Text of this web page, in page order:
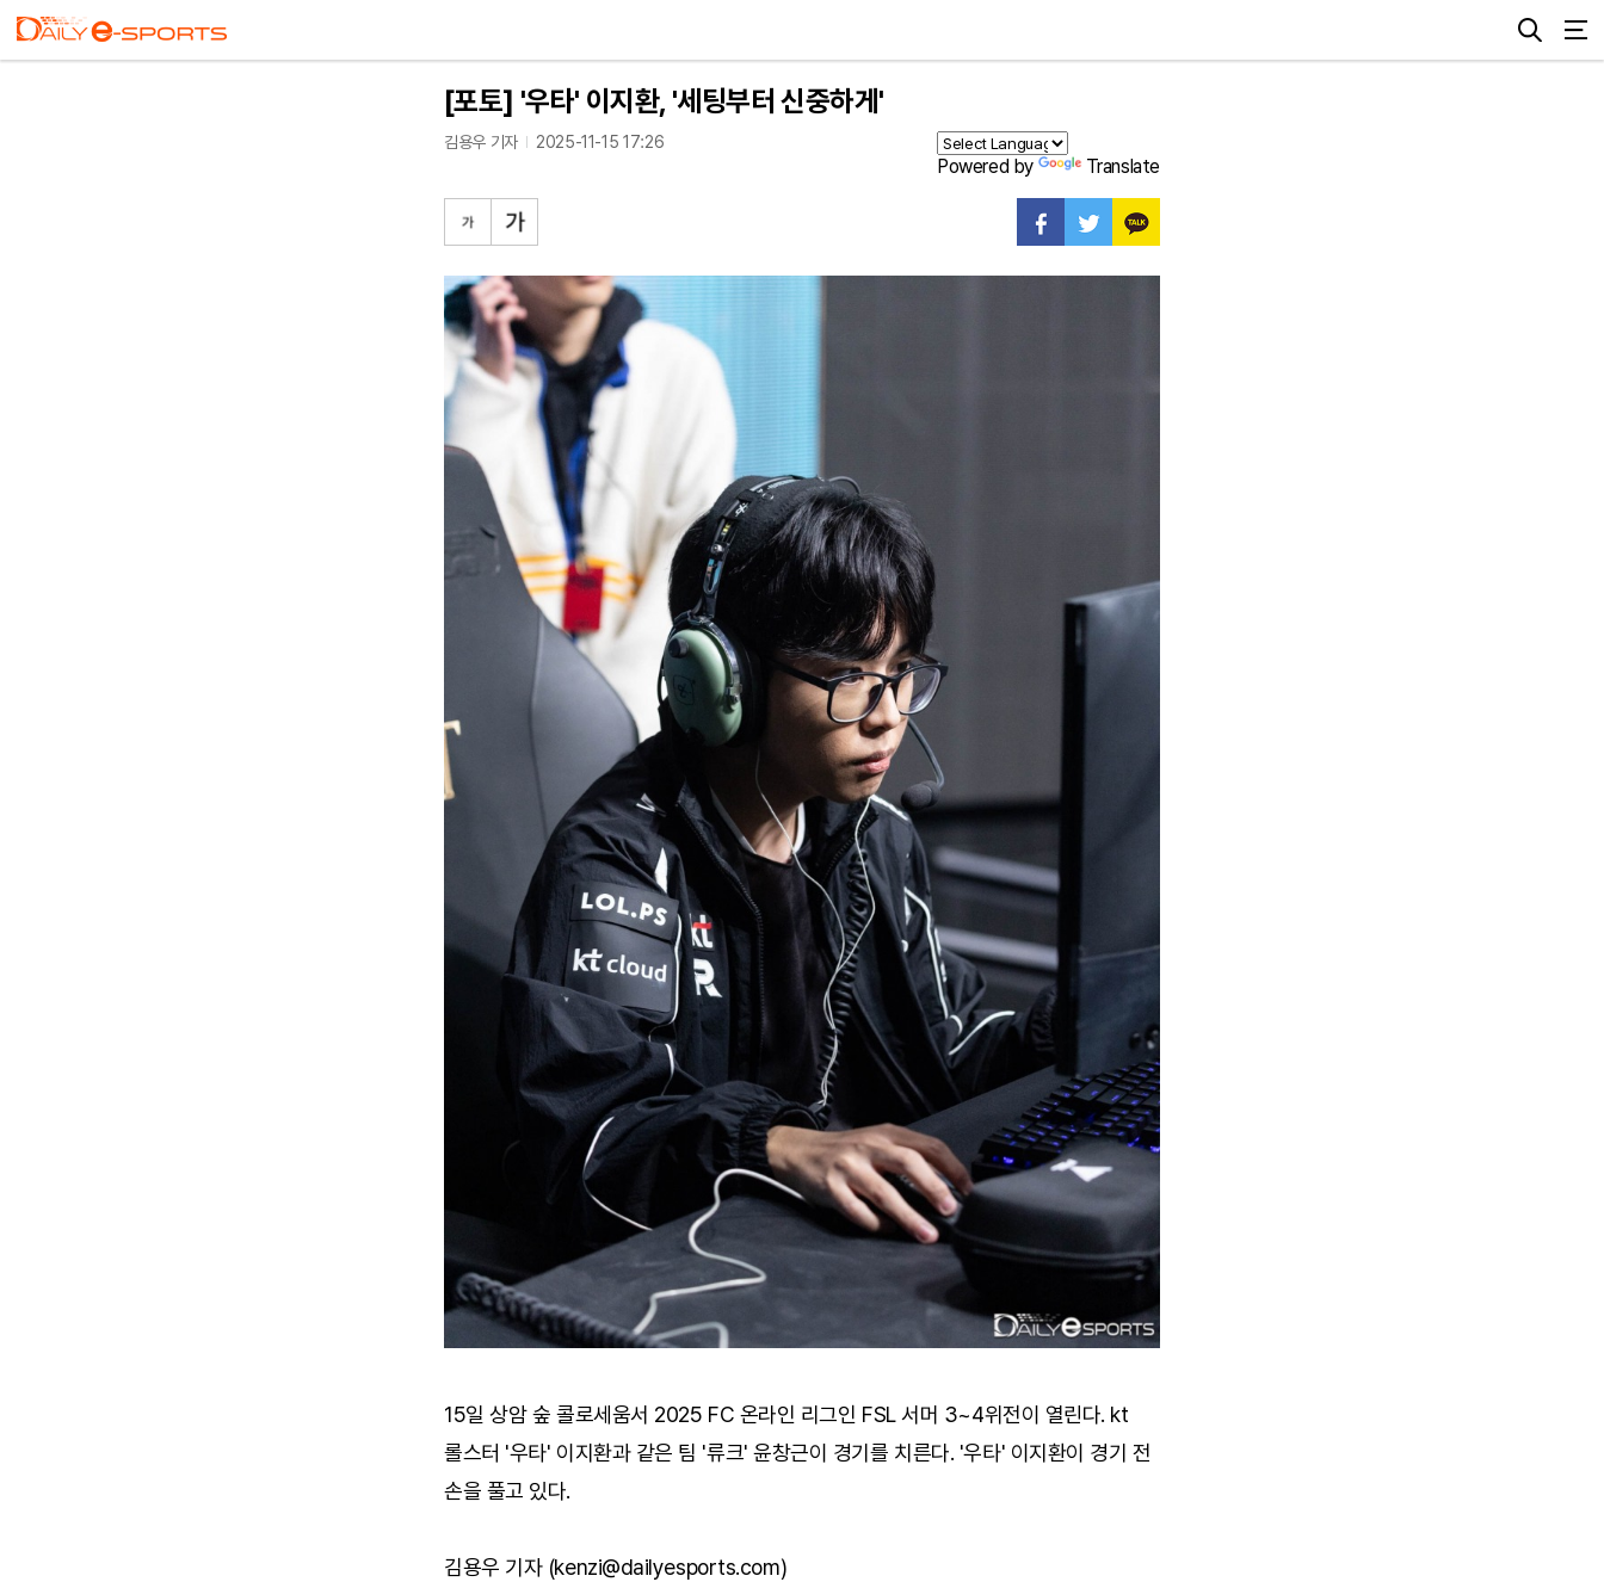
[포토] '우타' 이지환, '세팅부터 신중하게'
김용우 기자 2025-11-15 17:26
Powered by Translate
15일 상암 숲 콜로세움서 2025 FC 온라인 리그인 FSL 서머 3~4위전이 열린다. kt
롤스터 '우타' 이지환과 같은 팀 '류크' 윤창근이 경기를 치른다. '우타' 이지환이 경기 전
손을 풀고 있다.
김용우 기자 (kenzi@dailyesports.com)